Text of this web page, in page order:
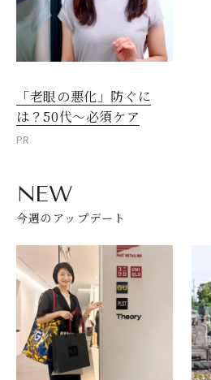
「老眼の悪化」防ぐに
は？50代～必須ケア
PR
NEW
今週のアップデート